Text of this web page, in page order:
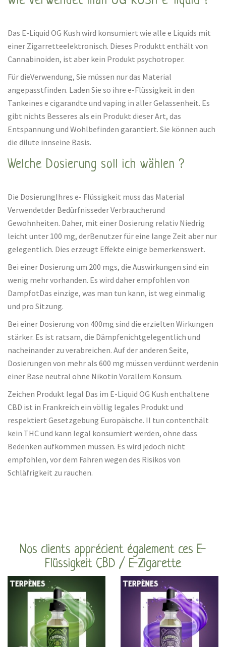
Das E-Liquid OG Kush wird konsumiert wie alle e Liquids mit
einer Zigarretteelektronisch. Dieses Produktt enthält von
Cannabinoiden, ist aber kein Produkt psychotroper.
Für dieVerwendung, Sie müssen nur das Material
angepasstfinden. Laden Sie so ihre e-Flüssigkeit in den
Tankeines e cigarandte und vaping in aller Gelassenheit. Es
gibt nichts Besseres als ein Produkt dieser Art, das
Entspannung und Wohlbefinden garantiert. Sie können auch
die dilute innseine Basis.
Welche Dosierung soll ich wählen ?
Die DosierungIhres e- Flüssigkeit muss das Material
Verwendetder Bedürfnisseder Verbraucherund
Gewohnheiten. Daher, mit einer Dosierung relativ Niedrig
leicht unter 100 mg, derBenutzer für eine lange Zeit aber nur
gelegentlich. Dies erzeugt Effekte einige bemerkenswert.
Bei einer Dosierung um 200 mgs, die Auswirkungen sind ein
wenig mehr vorhanden. Es wird daher empfohlen von
DampfotDas einzige, was man tun kann, ist weg einmalig
und pro Sitzung.
Bei einer Dosierung von 400mg sind die erzielten Wirkungen
stärker. Es ist ratsam, die Dämpfenichtgelegentlich und
nacheinander zu verabreichen. Auf der anderen Seite,
Dosierungen von mehr als 600 mg müssen verdünnt werdenin
einer Base neutral ohne Nikotin Vorallem Konsum.
Zeichen Produkt legal Das im E-Liquid OG Kush enthaltene
CBD ist in Frankreich ein völlig legales Produkt und
respektiert Gesetzgebung Europäische. Il tun contenthält
kein THC und kann legal konsumiert werden, ohne dass
Bedenken aufkommen müssen. Es wird jedoch nicht
empfohlen, vor dem Fahren wegen des Risikos von
Schläfrigkeit zu rauchen.
Nos clients apprécient également ces E-
Flüssigkeit CBD / E-Zigarette